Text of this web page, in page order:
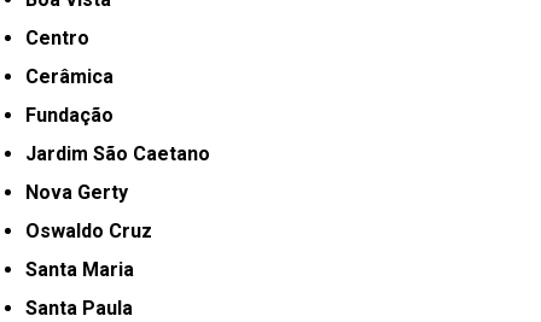
Centro
Cerâmica
Fundação
Jardim São Caetano
Nova Gerty
Oswaldo Cruz
Santa Maria
Santa Paula